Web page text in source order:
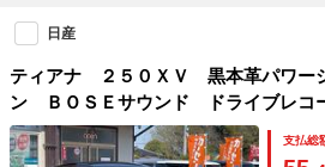
日産
ティアナ ２５０ＸＶ 黒本革パワー
ン ＢＯＳＥサウンド ドライブレ
バックカメラ フルセグＴＶ 純正ナ
子 オート付ＨＩＤライト 純正１７
支払総